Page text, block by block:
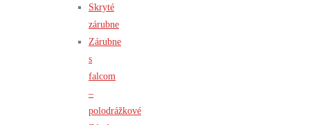
Skryté
zárubne
Zárubne
s
falcom
–
polodrážkové